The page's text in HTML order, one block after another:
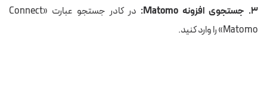
۳. جستجوی افزونه Matomo:
در کادر جستجو عبارت «Connect
Matomo» را وارد کنید.